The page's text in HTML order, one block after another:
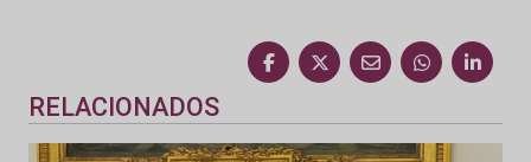
RELACIONADOS